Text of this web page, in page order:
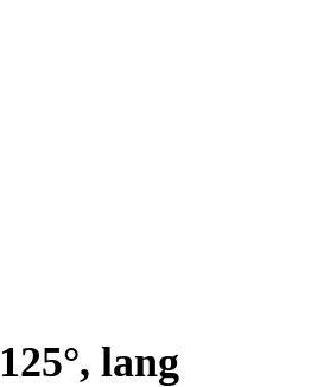
lang